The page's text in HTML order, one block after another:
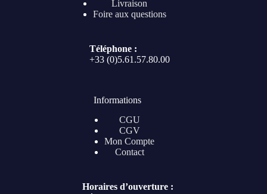
Livraison
Foire aux questions
Téléphone :
+33 (0)5.61.57.80.00
Informations
CGU
CGV
Mon Compte
Contact
Horaires d’ouverture :